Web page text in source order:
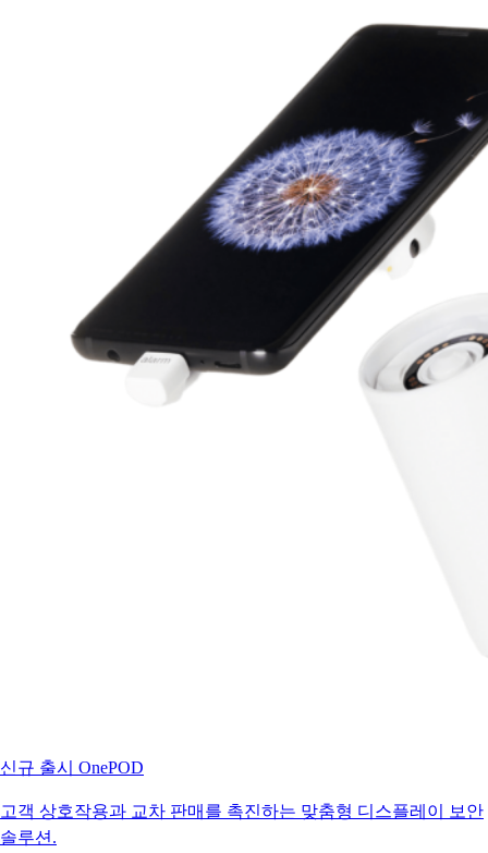
신규 출시 OnePOD
고객 상호작용과 교차 판매를 촉진하는 맞춤형 디스플레이 보안
솔루션.